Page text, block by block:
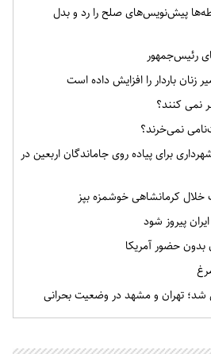
پیش‌نویس‌های صلح را رد و بدل
رئیس‌جمهور
زنان باردار را افزایش داده است
نمی کنند؟
نمی‌خرند؟
برای پیاده روی جاماندگان اربعین در
کرمانشاهی خوشمزه بپز
پیروز شود
بدون حضور آمریکا
تهران و مشهد در وضعیت بحرانی